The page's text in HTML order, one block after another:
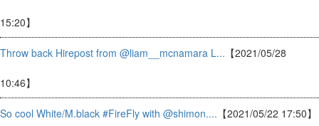
15:20】
Throw back Hirepost from @liam__mcnamara L... 【2021/05/28
10:46】
So cool White/M.black #FireFly with @shimon.... 【2021/05/22 17:50】